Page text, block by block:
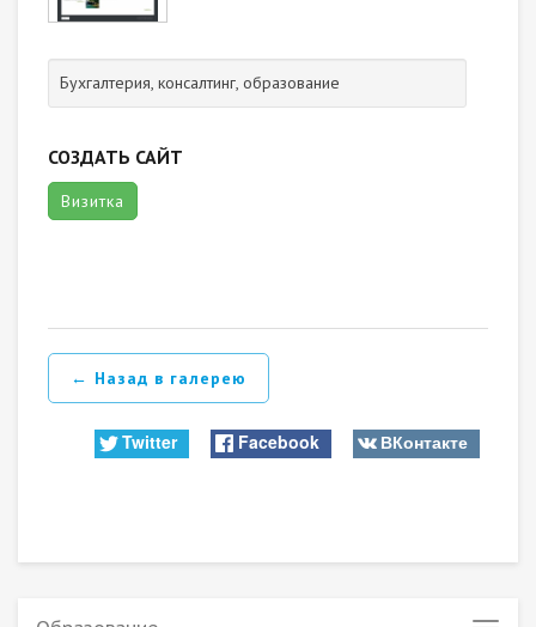
Бухгалтерия, консалтинг, образование
СОЗДАТЬ САЙТ
Визитка
← Назад в галерею
Twitter Facebook ВКонтакте